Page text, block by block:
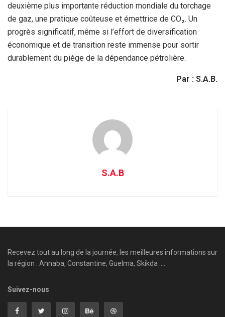
deuxième plus importante réduction mondiale du torchage
de gaz, une pratique coûteuse et émettrice de CO₂. Un
progrès significatif, même si l’effort de diversification
économique et de transition reste immense pour sortir
durablement du piège de la dépendance pétrolière.
Par : S.A.B.
S.A.B
Recevez tout au long de la journée, les meilleures informations sur
la région : Annaba, Constantine, Guelma, Skikda ....
Suivez-nous